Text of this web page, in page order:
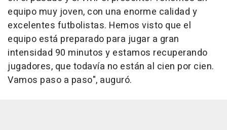
equipo muy joven, con una enorme calidad y
excelentes futbolistas. Hemos visto que el
equipo está preparado para jugar a gran
intensidad 90 minutos y estamos recuperando
jugadores, que todavía no están al cien por cien.
Vamos paso a paso", auguró.